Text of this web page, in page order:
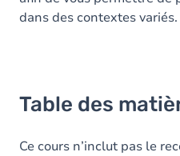
dans des contextes variés.
Table des
Ce cours n’inclut pas le